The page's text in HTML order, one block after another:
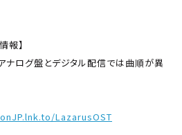
報】
ログ盤とデジタル配信では曲順が異
LazarusOST